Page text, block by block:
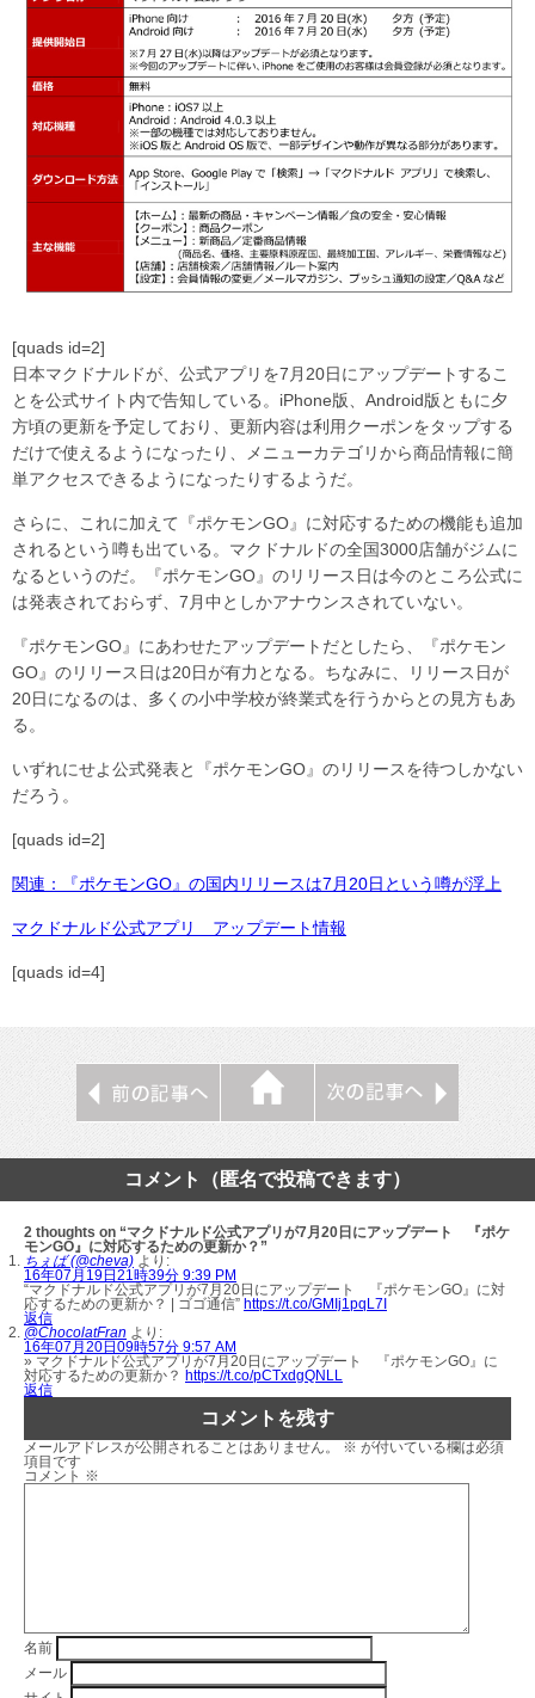
[quads id=2]
日本マクドナルドが、公式アプリを7月20日にアップデートするこ
とを公式サイト内で告知している。iPhone版、Android版ともに夕
方頃の更新を予定しており、更新内容は利用クーポンをタップする
だけで使えるようになったり、メニューカテゴリから商品情報に簡
単アクセスできるようになったりするようだ。
さらに、これに加えて『ポケモンGO』に対応するための機能も追加
されるという噂も出ている。マクドナルドの全国3000店舗がジムに
なるというのだ。『ポケモンGO』のリリース日は今のところ公式に
は発表されておらず、7月中としかアナウンスされていない。
『ポケモンGO』にあわせたアップデートだとしたら、『ポケモン
GO』のリリース日は20日が有力となる。ちなみに、リリース日が
20日になるのは、多くの小中学校が終業式を行うからとの見方もあ
る。
いずれにせよ公式発表と『ポケモンGO』のリリースを待つしかない
だろう。
[quads id=2]
関連：『ポケモンGO』の国内リリースは7月20日という噂が浮上
マクドナルド公式アプリ アップデート情報
[quads id=4]
コメント（匿名で投稿できます）
2 thoughts on “マクドナルド公式アプリが7月20日にアップデート 『ポケ
モンGO』に対応するための更新か？”
ちぇば (@cheva) より:
16年07月19日21時39分 9:39 PM
“マクドナルド公式アプリが7月20日にアップデート 『ポケモンGO』に対
応するための更新か？ | ゴゴ通信” https://t.co/GMIj1pqL7I
返信
@ChocolatFran より:
16年07月20日09時57分 9:57 AM
» マクドナルド公式アプリが7月20日にアップデート 『ポケモンGO』に
対応するための更新か？ https://t.co/pCTxdgQNLL
返信
コメントを残す
メールアドレスが公開されることはありません。 ※ が付いている欄は必須
項目です
コメント ※
名前
メール